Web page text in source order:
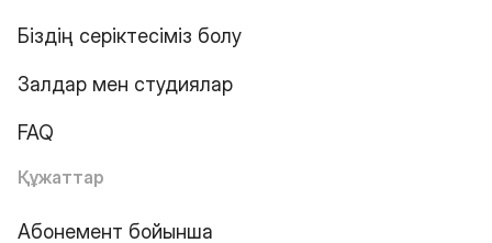
Біздің серіктесіміз болу
Залдар мен студиялар
FAQ
Құжаттар
Абонемент бойынша